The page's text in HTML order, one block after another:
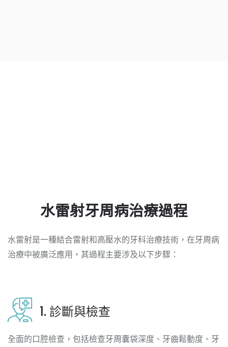
水雷射牙周病治療過程
水雷射是一種結合雷射和高壓水的牙科治療技術，在牙周病
治療中被廣泛應用，其過程主要涉及以下步驟：
1. 診斷與檢查
全面的口腔檢查，包括檢查牙周囊袋深度、牙齒鬆動度、牙